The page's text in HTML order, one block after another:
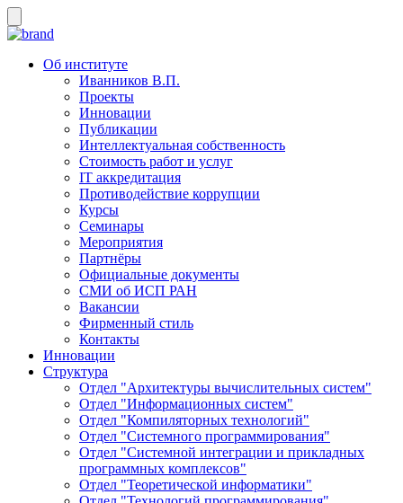
Об институте
Иванников В.П.
Проекты
Инновации
Публикации
Интеллектуальная собственность
Стоимость работ и услуг
IT аккредитация
Противодействие коррупции
Курсы
Семинары
Мероприятия
Партнёры
Официальные документы
СМИ об ИСП РАН
Вакансии
Фирменный стиль
Контакты
Инновации
Структура
Отдел "Архитектуры вычислительных систем"
Отдел "Информационных систем"
Отдел "Компиляторных технологий"
Отдел "Системного программирования"
Отдел "Системной интеграции и прикладных
программных комплексов"
Отдел "Теоретической информатики"